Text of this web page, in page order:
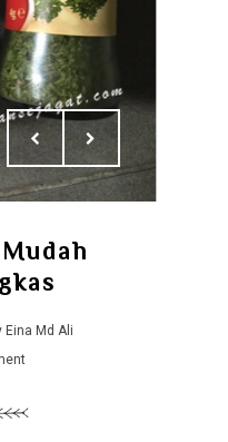
Eina Md Ali